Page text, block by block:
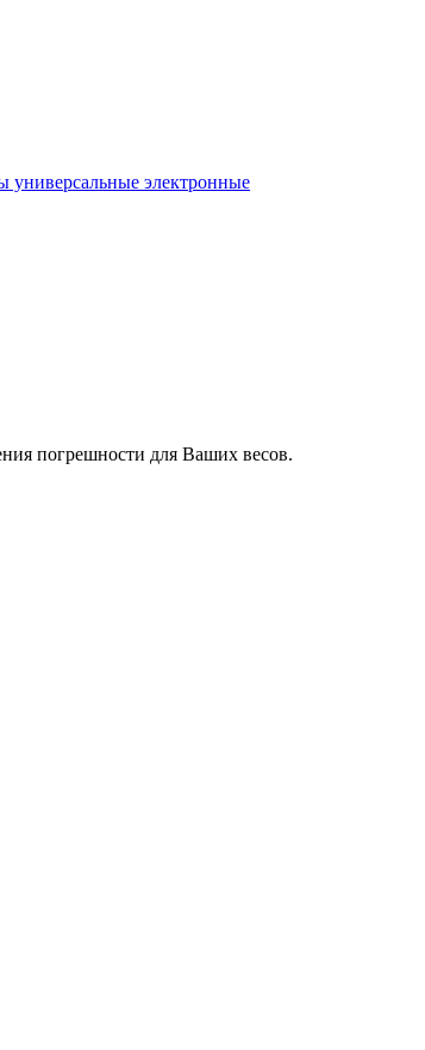
универсальные электронные
погрешности для Ваших весов.